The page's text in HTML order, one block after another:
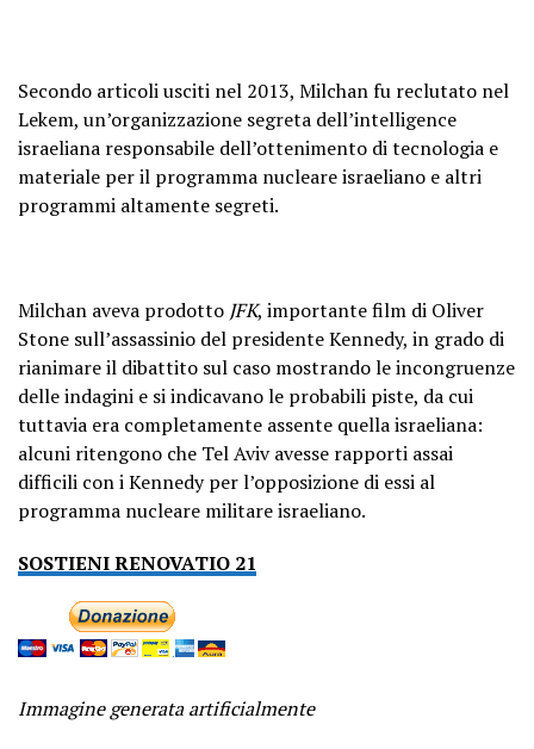
Secondo articoli usciti nel 2013, Milchan fu reclutato nel
Lekem, un’organizzazione segreta dell’intelligence
israeliana responsabile dell’ottenimento di tecnologia e
materiale per il programma nucleare israeliano e altri
programmi altamente segreti.
Milchan aveva prodotto JFK, importante film di Oliver
Stone sull’assassinio del presidente Kennedy, in grado di
rianimare il dibattito sul caso mostrando le incongruenze
delle indagini e si indicavano le probabili piste, da cui
tuttavia era completamente assente quella israeliana:
alcuni ritengono che Tel Aviv avesse rapporti assai
difficili con i Kennedy per l’opposizione di essi al
programma nucleare militare israeliano.
SOSTIENI RENOVATIO 21
Immagine generata artificialmente